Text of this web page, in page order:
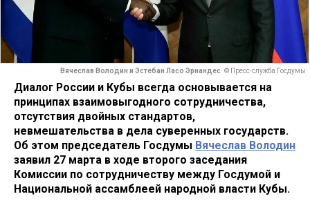
Вячеслав Володин и Эстебан Ласо Эрнандес © Пресс-служба Госдумы
Диалог России и Кубы всегда основывается на
принципах взаимовыгодного сотрудничества,
отсутствия двойных стандартов,
невмешательства в дела суверенных государств.
Об этом председатель Госдумы Вячеслав Володин
заявил 27 марта в ходе второго заседания
Комиссии по сотрудничеству между Госдумой и
Национальной ассамблеей народной власти Кубы.